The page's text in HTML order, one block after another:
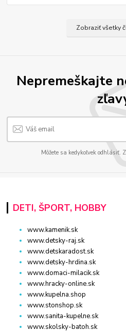
Zobraziť všetky
Nepremeškajte
Môžete sa kedykoľvek odhlásiť.
DETI, ŠPORT, HOBBY
www.kamenik.sk
www.detsky-raj.sk
www.detskaradost.sk
www.detsky-hrdina.sk
www.domaci-milacik.sk
www.hracky-online.sk
www.kupelna.shop
www.stonshop.sk
www.sanita-kupelne.sk
www.skolsky-batoh.sk